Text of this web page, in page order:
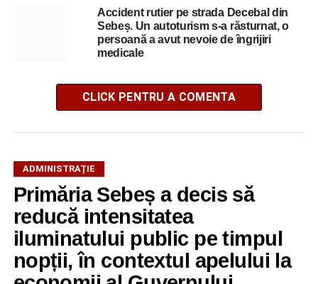
Accident rutier pe strada Decebal din
Sebeș. Un autoturism s-a răsturnat, o
persoană a avut nevoie de îngrijiri
medicale
CLICK PENTRU A COMENTA
ADMINISTRAȚIE
Primăria Sebeș a decis să
reducă intensitatea
iluminatului public pe timpul
nopții, în contextul apelului la